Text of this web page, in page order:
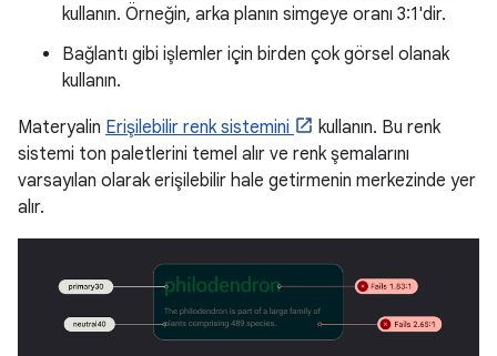
kullanın. Örneğin, arka planın simgeye oranı 3:1'dir.
Bağlantı gibi işlemler için birden çok görsel olanak
kullanın.
Materyalin Erişilebilir renk sistemini
kullanın. Bu renk
sistemi ton paletlerini temel alır ve renk şemalarını
varsayılan olarak erişilebilir hale getirmenin merkezinde yer
alır.